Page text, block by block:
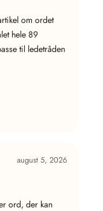
om ordet
hele 89
til ledetråden
august 5, 2026
ord, der kan